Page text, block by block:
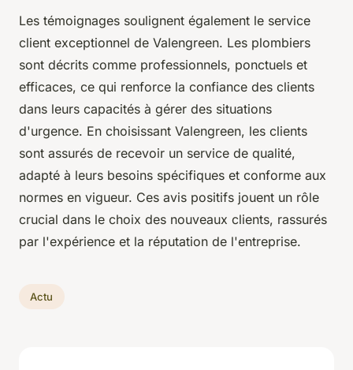
Les témoignages soulignent également le service
client exceptionnel de Valengreen. Les plombiers
sont décrits comme professionnels, ponctuels et
efficaces, ce qui renforce la confiance des clients
dans leurs capacités à gérer des situations
d'urgence. En choisissant Valengreen, les clients
sont assurés de recevoir un service de qualité,
adapté à leurs besoins spécifiques et conforme aux
normes en vigueur. Ces avis positifs jouent un rôle
crucial dans le choix des nouveaux clients, rassurés
par l'expérience et la réputation de l'entreprise.
Actu